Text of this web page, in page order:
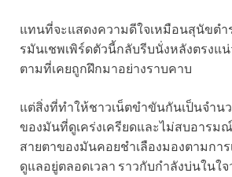
แทนที่จะแสดงความดีใจเหมือนสุนัขตำร
รมันเชพเพิร์ดตัวนี้กลับรีบนั่งหลังตรงแน่
ตามที่เคยถูกฝึกมาอย่างราบคาบ
แต่สิ่งที่ทำให้ชาวเน็ตขำขันกันเป็นจำ
ของมันที่ดูเคร่งเครียดและไม่สบอารม
สายตาของมันคอยชำเลืองมองตามกา
ดูแลอยู่ตลอดเวลา ราวกับกำลังบ่นในใ